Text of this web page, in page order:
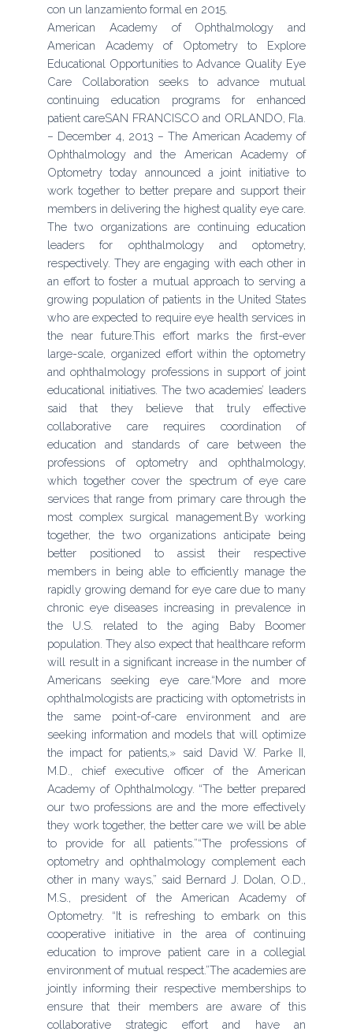
con un lanzamiento formal en 2015.
American Academy of Ophthalmology and
American Academy of Optometry to Explore
Educational Opportunities to Advance Quality Eye
Care Collaboration seeks to advance mutual
continuing education programs for enhanced
patient careSAN FRANCISCO and ORLANDO, Fla.
− December 4, 2013 − The American Academy of
Ophthalmology and the American Academy of
Optometry today announced a joint initiative to
work together to better prepare and support their
members in delivering the highest quality eye care.
The two organizations are continuing education
leaders for ophthalmology and optometry,
respectively. They are engaging with each other in
an effort to foster a mutual approach to serving a
growing population of patients in the United States
who are expected to require eye health services in
the near future.This effort marks the first-ever
large-scale, organized effort within the optometry
and ophthalmology professions in support of joint
educational initiatives. The two academies’ leaders
said that they believe that truly effective
collaborative care requires coordination of
education and standards of care between the
professions of optometry and ophthalmology,
which together cover the spectrum of eye care
services that range from primary care through the
most complex surgical management.By working
together, the two organizations anticipate being
better positioned to assist their respective
members in being able to efficiently manage the
rapidly growing demand for eye care due to many
chronic eye diseases increasing in prevalence in
the U.S. related to the aging Baby Boomer
population. They also expect that healthcare reform
will result in a significant increase in the number of
Americans seeking eye care.“More and more
ophthalmologists are practicing with optometrists in
the same point-of-care environment and are
seeking information and models that will optimize
the impact for patients,» said David W. Parke II,
M.D., chief executive officer of the American
Academy of Ophthalmology. “The better prepared
our two professions are and the more effectively
they work together, the better care we will be able
to provide for all patients.”“The professions of
optometry and ophthalmology complement each
other in many ways,” said Bernard J. Dolan, O.D.,
M.S., president of the American Academy of
Optometry. “It is refreshing to embark on this
cooperative initiative in the area of continuing
education to improve patient care in a collegial
environment of mutual respect.”The academies are
jointly informing their respective memberships to
ensure that their members are aware of this
collaborative strategic effort and have an